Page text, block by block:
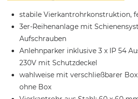
stabile Vierkantrohrkonstruktion,
3er-Reihenanlage mit
Aufschrauben
Anlehnparker inklusive 3 x IP 54
230V mit Schutzdeckel
wahlweise mit verschließbarer
ohne Box